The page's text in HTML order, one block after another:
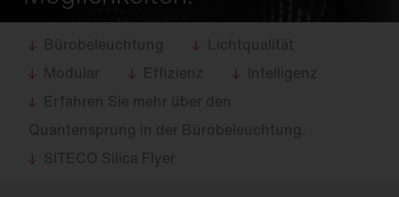
Bürobeleuchtung
Lichtqualität
Modular
Effizienz
Intelligenz
Erfahren Sie mehr über den
Quantensprung in der Bürobeleuchtung.
SITECO Silica Flyer